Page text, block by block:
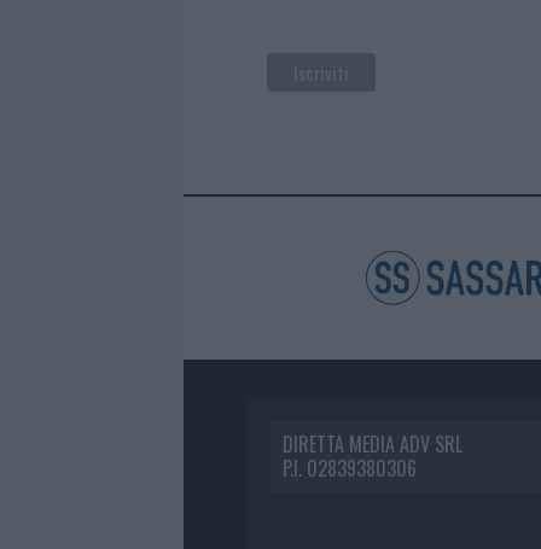
DIRETTA MEDIA ADV SRL
P.I. 02839380306